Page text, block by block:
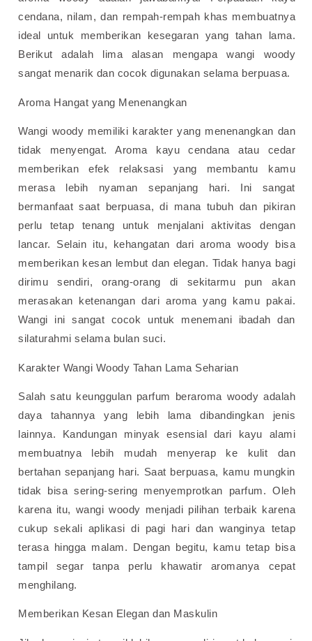
cendana, nilam, dan rempah-rempah khas membuatnya
ideal untuk memberikan kesegaran yang tahan lama.
Berikut adalah lima alasan mengapa wangi woody
sangat menarik dan cocok digunakan selama berpuasa.
Aroma Hangat yang Menenangkan
Wangi woody memiliki karakter yang menenangkan dan
tidak menyengat. Aroma kayu cendana atau cedar
memberikan efek relaksasi yang membantu kamu
merasa lebih nyaman sepanjang hari. Ini sangat
bermanfaat saat berpuasa, di mana tubuh dan pikiran
perlu tetap tenang untuk menjalani aktivitas dengan
lancar. Selain itu, kehangatan dari aroma woody bisa
memberikan kesan lembut dan elegan. Tidak hanya bagi
dirimu sendiri, orang-orang di sekitarmu pun akan
merasakan ketenangan dari aroma yang kamu pakai.
Wangi ini sangat cocok untuk menemani ibadah dan
silaturahmi selama bulan suci.
Karakter Wangi Woody Tahan Lama Seharian
Salah satu keunggulan parfum beraroma woody adalah
daya tahannya yang lebih lama dibandingkan jenis
lainnya. Kandungan minyak esensial dari kayu alami
membuatnya lebih mudah menyerap ke kulit dan
bertahan sepanjang hari. Saat berpuasa, kamu mungkin
tidak bisa sering-sering menyemprotkan parfum. Oleh
karena itu, wangi woody menjadi pilihan terbaik karena
cukup sekali aplikasi di pagi hari dan wanginya tetap
terasa hingga malam. Dengan begitu, kamu tetap bisa
tampil segar tanpa perlu khawatir aromanya cepat
menghilang.
Memberikan Kesan Elegan dan Maskulin